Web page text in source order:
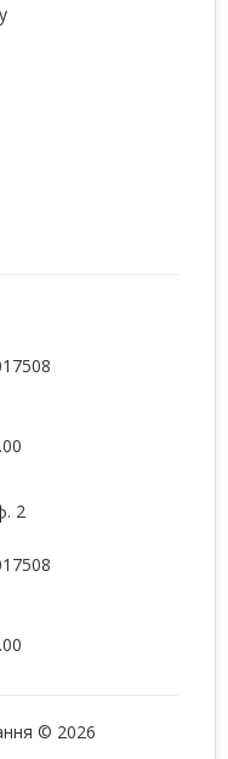
2
© 2026